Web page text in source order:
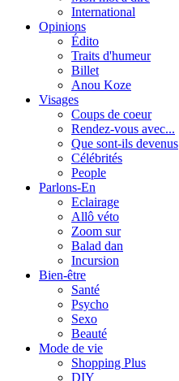
International
Opinions
Édito
Traits d'humeur
Billet
Anou Koze
Visages
Coups de coeur
Rendez-vous avec...
Que sont-ils devenus
Célébrités
People
Parlons-En
Eclairage
Allô véto
Zoom sur
Balad dan
Incursion
Bien-être
Santé
Psycho
Sexo
Beauté
Mode de vie
Shopping Plus
DIY